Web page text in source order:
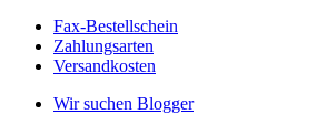
Fax-Bestellschein
Zahlungsarten
Versandkosten
Wir suchen Blogger